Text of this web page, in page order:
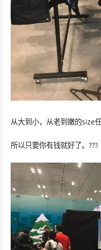
从大到小，从老到嫩的size
所以只要你有钱就好了。???